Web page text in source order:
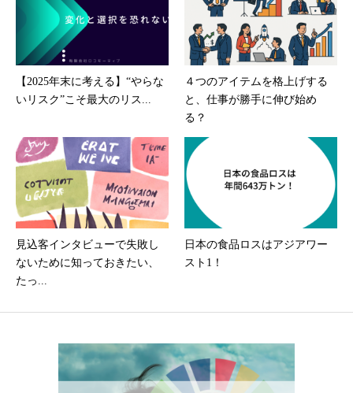
【2025年末に考える】“やらな
いリスク”こそ最大のリス...
４つのアイテムを格上げする
と、仕事が勝手に伸び始め
る？
見込客インタビューで失敗し
ないために知っておきたい、
たっ...
日本の食品ロスはアジアワー
スト1！